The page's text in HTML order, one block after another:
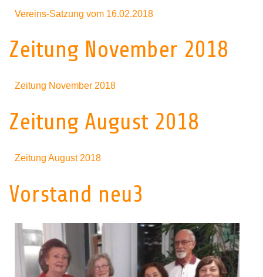
Vereins-Satzung vom 16.02.2018
Zeitung November 2018
Zeitung November 2018
Zeitung August 2018
Zeitung August 2018
Vorstand neu3